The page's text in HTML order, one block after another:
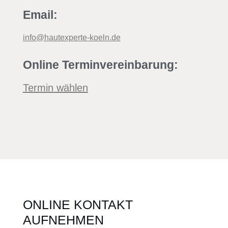
Email:
info@hautexperte-koeln.de
Online Terminvereinbarung:
Termin wählen
ONLINE KONTAKT
AUFNEHMEN